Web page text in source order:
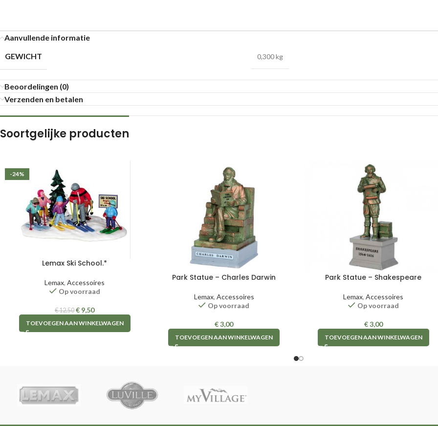
Aanvullende informatie
GEWICHT
0,300 kg
Beoordelingen (0)
Verzenden en betalen
Soortgelijke producten
-24%
Lemax Ski School.*
Lemax,Accessoires
Op voorraad
€12,50 € 9,50
TOEVOEGEN AAN WINKELWAGEN
Park Statue – Charles Darwin
Lemax, Accessoires
Op voorraad
€3,00
TOEVOEGEN AAN WINKELWAGEN
Park Statue – Shakespeare
Lemax,Accessoires
Op voorraad
€3,00
TOEVOEGEN AAN WINKELWAGEN